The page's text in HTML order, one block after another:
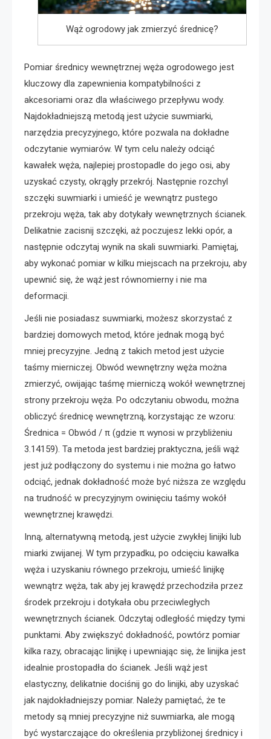
Wąż ogrodowy jak zmierzyć średnicę?
Pomiar średnicy wewnętrznej węża ogrodowego jest
kluczowy dla zapewnienia kompatybilności z
akcesoriami oraz dla właściwego przepływu wody.
Najdokładniejszą metodą jest użycie suwmiarki,
narzędzia precyzyjnego, które pozwala na dokładne
odczytanie wymiarów. W tym celu należy odciąć
kawałek węża, najlepiej prostopadle do jego osi, aby
uzyskać czysty, okrągły przekrój. Następnie rozchyl
szczęki suwmiarki i umieść je wewnątrz pustego
przekroju węża, tak aby dotykały wewnętrznych ścianek.
Delikatnie zacisnij szczęki, aż poczujesz lekki opór, a
następnie odczytaj wynik na skali suwmiarki. Pamiętaj,
aby wykonać pomiar w kilku miejscach na przekroju, aby
upewnić się, że wąż jest równomierny i nie ma
deformacji.
Jeśli nie posiadasz suwmiarki, możesz skorzystać z
bardziej domowych metod, które jednak mogą być
mniej precyzyjne. Jedną z takich metod jest użycie
taśmy mierniczej. Obwód wewnętrzny węża można
zmierzyć, owijając taśmę mierniczą wokół wewnętrznej
strony przekroju węża. Po odczytaniu obwodu, można
obliczyć średnicę wewnętrzną, korzystając ze wzoru:
Średnica = Obwód / π (gdzie π wynosi w przybliżeniu
3.14159). Ta metoda jest bardziej praktyczna, jeśli wąż
jest już podłączony do systemu i nie można go łatwo
odciąć, jednak dokładność może być niższa ze względu
na trudność w precyzyjnym owinięciu taśmy wokół
wewnętrznej krawędzi.
Inną, alternatywną metodą, jest użycie zwykłej linijki lub
miarki zwijanej. W tym przypadku, po odcięciu kawałka
węża i uzyskaniu równego przekroju, umieść linijkę
wewnątrz węża, tak aby jej krawędź przechodziła przez
środek przekroju i dotykała obu przeciwległych
wewnętrznych ścianek. Odczytaj odległość między tymi
punktami. Aby zwiększyć dokładność, powtórz pomiar
kilka razy, obracając linijkę i upewniając się, że linijka jest
idealnie prostopadła do ścianek. Jeśli wąż jest
elastyczny, delikatnie dociśnij go do linijki, aby uzyskać
jak najdokładniejszy pomiar. Należy pamiętać, że te
metody są mniej precyzyjne niż suwmiarka, ale mogą
być wystarczające do określenia przybliżonej średnicy i